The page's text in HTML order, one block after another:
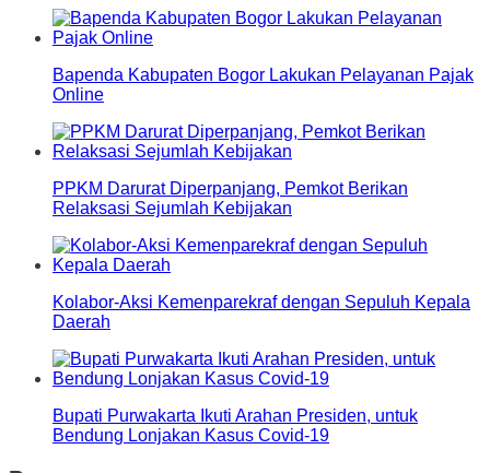
Bapenda Kabupaten Bogor Lakukan Pelayanan Pajak
Online
PPKM Darurat Diperpanjang, Pemkot Berikan
Relaksasi Sejumlah Kebijakan
Kolabor-Aksi Kemenparekraf dengan Sepuluh Kepala
Daerah
Bupati Purwakarta Ikuti Arahan Presiden, untuk
Bendung Lonjakan Kasus Covid-19